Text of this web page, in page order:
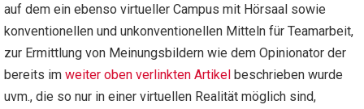
auf dem ein ebenso virtueller Campus mit Hörsaal sowie
konventionellen und unkonventionellen Mitteln für Teamarbeit,
zur Ermittlung von Meinungsbildern wie dem Opinionator der
bereits im weiter oben verlinkten Artikel beschrieben wurde
uvm., die so nur in einer virtuellen Realität möglich sind,